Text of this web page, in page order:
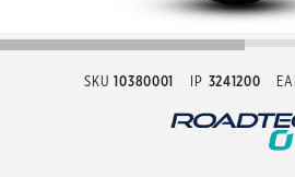
SKU 10380001 IP 3241200